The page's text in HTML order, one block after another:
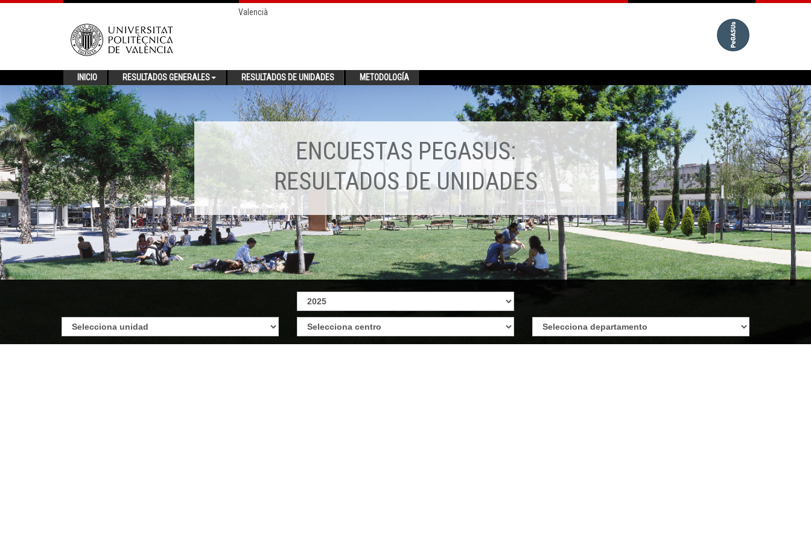
Valencià
INICIO RESULTADOS GENERALES RESULTADOS DE UNIDADES METODOLOGÍA
ENCUESTAS PEGASUS:
RESULTADOS DE UNIDADES